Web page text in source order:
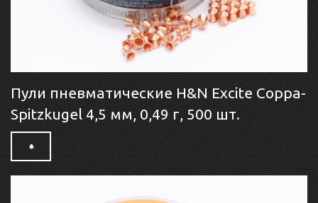
Пули пневматические H&N Excite Coppa-
Spitzkugel 4,5 мм, 0,49 г, 500 шт.